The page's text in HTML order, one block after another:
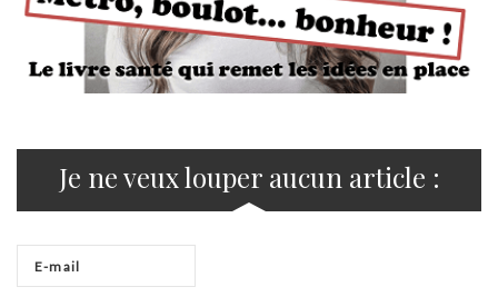
Je ne veux louper aucun article :